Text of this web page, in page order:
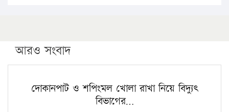
পিএইচডি করছেন কুয়েটের কৃতি…
সারা দেশে বজ্রাঘাতে ১৪ জনের প্রাণহানি
কঠোর হচ্ছে এসএসসি ও এইচএসসি পরীক্ষা
ফরিদগঞ্জে আগুনে পুড়লো ৬ ব্যবসা প্রতিষ্ঠান
আরও সংবাদ
দোকানপাট ও শপিংমল খোলা রাখা নিয়ে বিদ্যুৎ
বিভাগের…